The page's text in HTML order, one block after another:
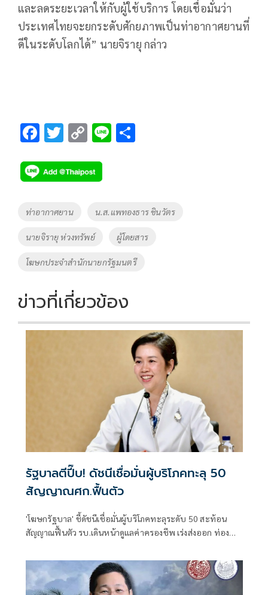
และลดระยะเวลาให้กับผู้ใช้บริการ โดยเชื่อมั่นว่า
ประเทศไทยจะยกระดับศักยภาพเป็นท่าอากาศยานที่
ดีในระดับโลกได้” นายจิรายุ กล่าว
F
e
b
o
o
k
T
tt
er
C
p
y
Li
n
k
Li
Tags
ท่าอากาศยาน น.ส.แพทองธาร ชินวัตร
นายจิรายุ ห่วงทรัพย์ ผู้โดยสาร
โฆษกประจำสำนักนายกรัฐมนตรี
ข่าวที่เกี่ยวข้อง
รัฐบาลตีปี๊บ! ดัชนีเชื่อมั่นผู้บริโภคทะลุ 50
สัญญาณศก.ฟื้นตัว
'โฆษกรัฐบาล' ชี้ดัชนีเชื่อมั่นผู้บริโภคทะลุระดับ 50 สะท้อน
สัญญาณฟื้นตัว รบ.เดินหน้าดูแลค่าครองชีพ เร่งส่งออก ท่อง